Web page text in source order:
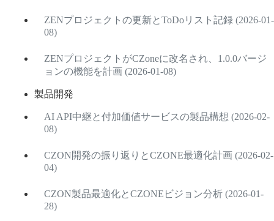
ZENプロジェクトの更新とToDoリスト記録 (2026-01-
08)
ZENプロジェクトがCZoneに改名され、1.0.0バージ
ョンの機能を計画 (2026-01-08)
製品開発
AI API中継と付加価値サービスの製品構想 (2026-02-
08)
CZON開発の振り返りとCZONE最適化計画 (2026-02-
04)
CZON製品最適化とCZONEビジョン分析 (2026-01-
28)